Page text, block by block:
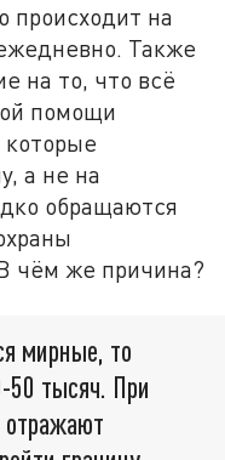
на
Также
на то, что всё
помощи
а не на
обращаются
чём же причина?
мирные, то
50 тысяч. При